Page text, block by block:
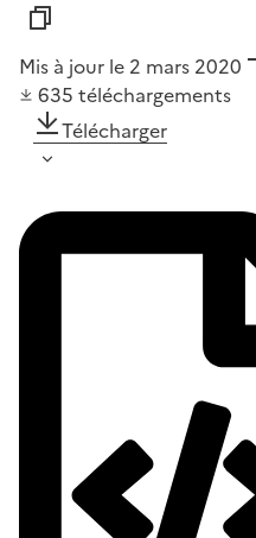
Mis à jour le 2 mars 2020
635 téléchargements
Télécharger